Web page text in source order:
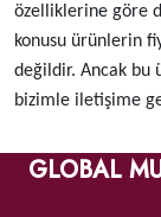
özelliklerine göre
konusu ürünlerin
değildir. Ancak bu
bizimle iletişime
GLOBAL